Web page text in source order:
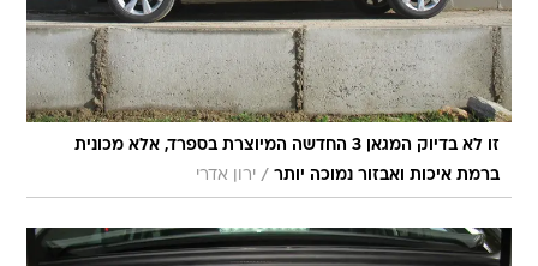
זו לא בדיוק המגאן 3 החדשה המיוצרת בספרד, אלא מכונית
ברמת איכות ואבזור נמוכה יותר / ירון אדרי